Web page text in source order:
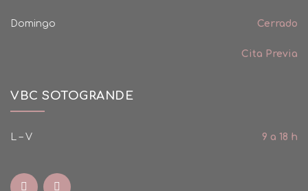
Domingo Cerrado
Cita Previa
VBC SOTOGRANDE
L – V 9 a 18 h